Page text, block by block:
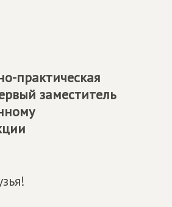
практическая
заместитель